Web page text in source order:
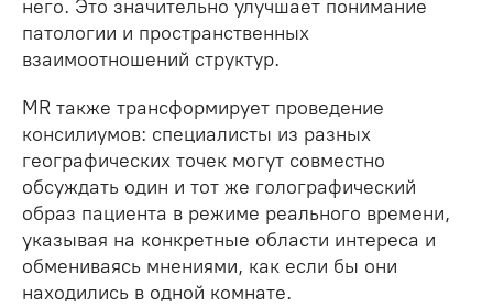
него. Это значительно улучшает понимание
патологии и пространственных
взаимоотношений структур.
MR также трансформирует проведение
консилиумов: специалисты из разных
географических точек могут совместно
обсуждать один и тот же голографический
образ пациента в режиме реального времени,
указывая на конкретные области интереса и
обмениваясь мнениями, как если бы они
находились в одной комнате.